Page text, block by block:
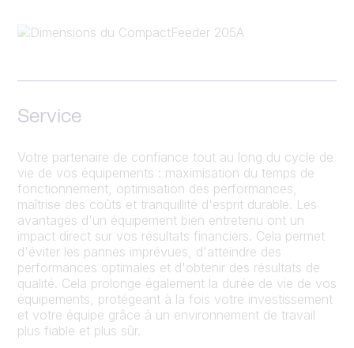
Service
Votre partenaire de confiance tout au long du cycle de
vie de vos équipements : maximisation du temps de
fonctionnement, optimisation des performances,
maîtrise des coûts et tranquillité d'esprit durable. Les
avantages d'un équipement bien entretenu ont un
impact direct sur vos résultats financiers. Cela permet
d'éviter les pannes imprévues, d'atteindre des
performances optimales et d'obtenir des résultats de
qualité. Cela prolonge également la durée de vie de vos
équipements, protégeant à la fois votre investissement
et votre équipe grâce à un environnement de travail
plus fiable et plus sûr.